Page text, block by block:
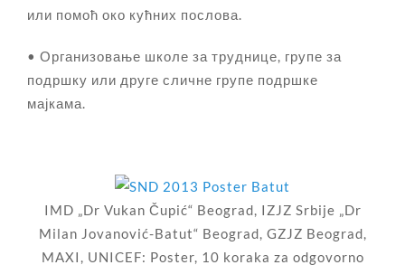
или помоћ око кућних послова.
• Организовање школе за труднице, групе за
подршку или друге сличне групе подршке
мајкама.
IMD „Dr Vukan Čupić“ Beograd, IZJZ Srbije „Dr
Milan Jovanović-Batut“ Beograd, GZJZ Beograd,
MAXI, UNICEF: Poster, 10 koraka za odgovorno